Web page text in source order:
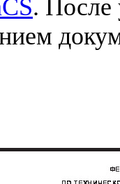
. После